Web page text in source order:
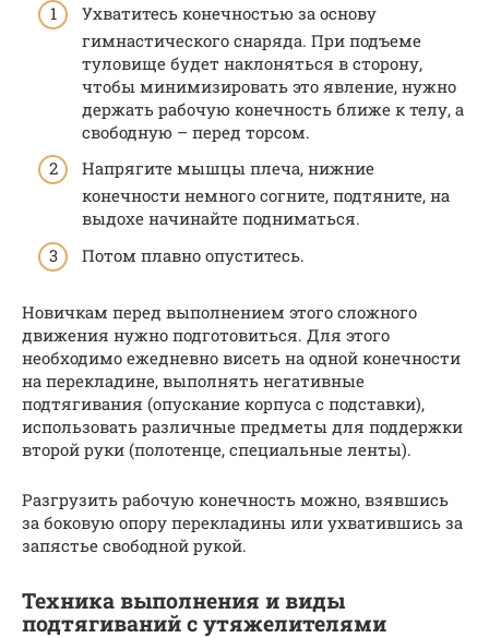
Ухватитесь конечностью за основу
гимнастического снаряда. При подъеме
туловище будет наклоняться в сторону,
чтобы минимизировать это явление, нужно
держать рабочую конечность ближе к телу, а
свободную – перед торсом.
Напрягите мышцы плеча, нижние
конечности немного согните, подтяните, на
выдохе начинайте подниматься.
Потом плавно опуститесь.
Новичкам перед выполнением этого сложного
движения нужно подготовиться. Для этого
необходимо ежедневно висеть на одной конечности
на перекладине, выполнять негативные
подтягивания (опускание корпуса с подставки),
использовать различные предметы для поддержки
второй руки (полотенце, специальные ленты).
Разгрузить рабочую конечность можно, взявшись
за боковую опору перекладины или ухватившись за
запястье свободной рукой.
Техника выполнения и виды
подтягиваний с утяжелителями